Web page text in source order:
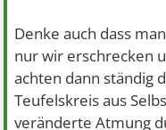
Denke auch dass
nur wir erschrecken
achten dann ständig
Teufelskreis aus
veränderte Atmung